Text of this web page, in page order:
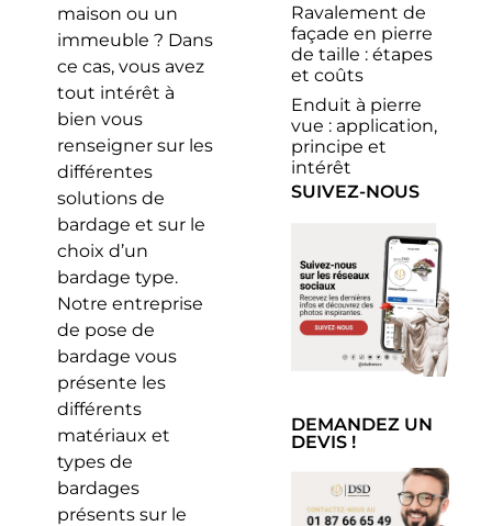
maison ou un
immeuble ? Dans
ce cas, vous avez
tout intérêt à
bien vous
renseigner sur les
différentes
solutions de
bardage et sur le
choix d’un
bardage type.
Notre entreprise
de pose de
bardage vous
présente les
différents
matériaux et
types de
bardages
présents sur le
Ravalement de
façade en pierre
de taille : étapes
et coûts
Enduit à pierre
vue : application,
principe et
intérêt
SUIVEZ-NOUS
DEMANDEZ UN
DEVIS !